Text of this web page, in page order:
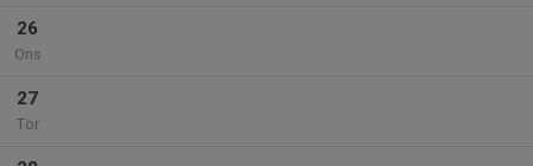
26
Ons
27
Tor